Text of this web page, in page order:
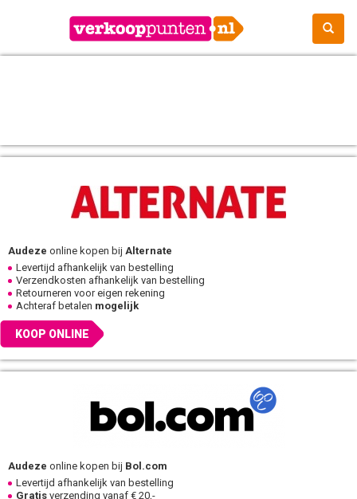
Audeze online kopen bij Alternate
Levertijd afhankelijk van bestelling
Verzendkosten afhankelijk van bestelling
Retourneren voor eigen rekening
Achteraf betalen mogelijk
KOOP ONLINE
Audeze online kopen bij Bol.com
Levertijd afhankelijk van bestelling
Gratis verzending vanaf € 20,-